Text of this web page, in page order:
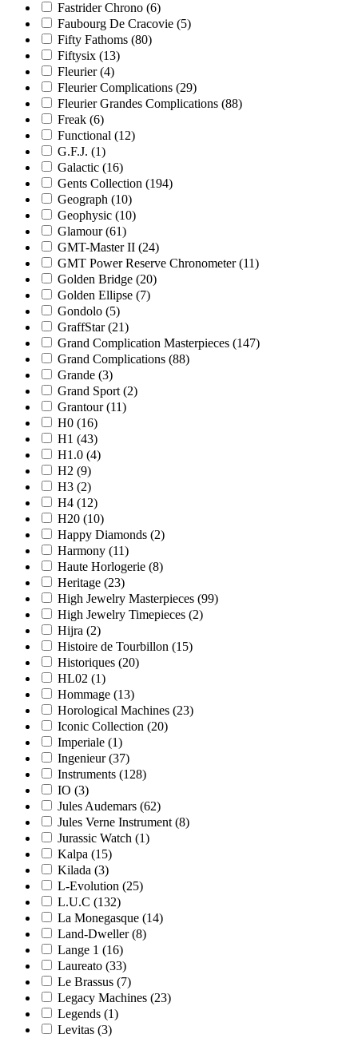
Fastrider Chrono (6)
Faubourg De Cracovie (5)
Fifty Fathoms (80)
Fiftysix (13)
Fleurier (4)
Fleurier Complications (29)
Fleurier Grandes Complications (88)
Freak (6)
Functional (12)
G.F.J. (1)
Galactic (16)
Gents Collection (194)
Geograph (10)
Geophysic (10)
Glamour (61)
GMT-Master II (24)
GMT Power Reserve Chronometer (11)
Golden Bridge (20)
Golden Ellipse (7)
Gondolo (5)
GraffStar (21)
Grand Complication Masterpieces (147)
Grand Complications (88)
Grande (3)
Grand Sport (2)
Grantour (11)
H0 (16)
H1 (43)
H1.0 (4)
H2 (9)
H3 (2)
H4 (12)
H20 (10)
Happy Diamonds (2)
Harmony (11)
Haute Horlogerie (8)
Heritage (23)
High Jewelry Masterpieces (99)
High Jewelry Timepieces (2)
Hijra (2)
Histoire de Tourbillon (15)
Historiques (20)
HL02 (1)
Hommage (13)
Horological Machines (23)
Iconic Collection (20)
Imperiale (1)
Ingenieur (37)
Instruments (128)
IO (3)
Jules Audemars (62)
Jules Verne Instrument (8)
Jurassic Watch (1)
Kalpa (15)
Kilada (3)
L-Evolution (25)
L.U.C (132)
La Monegasque (14)
Land-Dweller (8)
Lange 1 (16)
Laureato (33)
Le Brassus (7)
Legacy Machines (23)
Legends (1)
Levitas (3)